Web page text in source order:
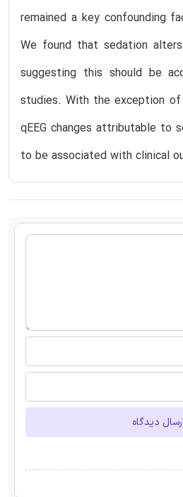
remained a key confounding
We found that sedation alters
suggesting this should be
studies. With the exception of
qEEG changes attributable to
to be associated with clinical
ارسال دیدگاه